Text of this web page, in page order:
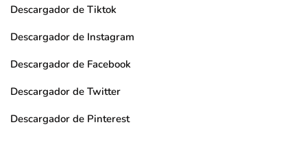
Descargador de Tiktok
Descargador de Instagram
Descargador de Facebook
Descargador de Twitter
Descargador de Pinterest